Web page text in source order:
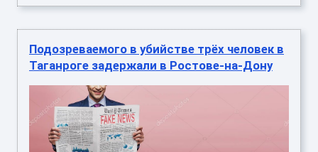
Подозреваемого в убийстве трёх человек в
Таганроге задержали в Ростове-на-Дону